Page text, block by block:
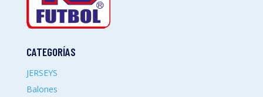
CATEGORÍAS
JERSEYS
Balones